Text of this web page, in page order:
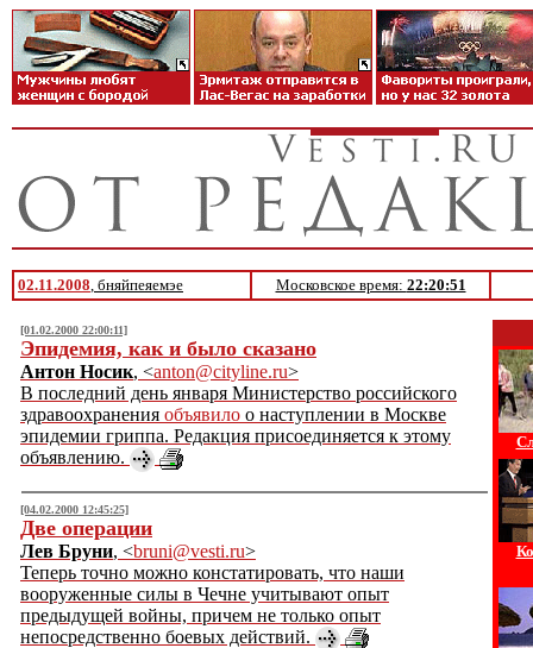
02.11.2008, бняйпеяемэе Московское время: 22:20:51
[01.02.2000 22:00:11]
Эпидемия, как и было сказано
Антон Носик, <anton@cityline.ru>
В последний день января Министерство российского
здравоохранения объявило о наступлении в Москве
эпидемии гриппа. Редакция присоединяется к этому
объявлению.
[04.02.2000 12:45:25]
Две операции
Лев Бруни, <bruni@vesti.ru>
Теперь точно можно констатировать, что наши
вооруженные силы в Чечне учитывают опыт
предыдущей войны, причем не только опыт
непосредственно боевых действий.